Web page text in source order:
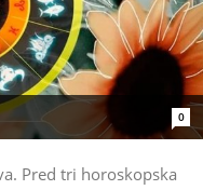
0
Pred tri horoskopska